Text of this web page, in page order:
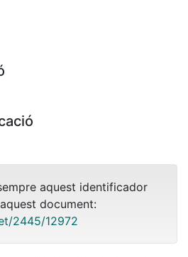
aquest identificador
document:
2445/12972